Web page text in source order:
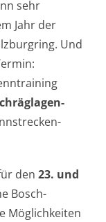
sehr
Jahr der
Und
den 23. und
Bosch-
Möglichkeiten